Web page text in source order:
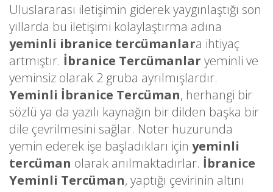
Uluslararası iletişimin giderek yaygınlaştığı son
yıllarda bu iletişimi kolaylaştırma adına
yeminli ibranice tercümanlara ihtiyaç
artmıştır. İbranice Tercümanlar yeminli ve
yeminsiz olarak 2 gruba ayrılmışlardır.
Yeminli İbranice Tercüman, herhangi bir
sözlü ya da yazılı kaynağın bir dilden başka bir
dile çevrilmesini sağlar. Noter huzurunda
yemin ederek işe başladıkları için yeminli
tercüman olarak anılmaktadırlar. İbranice
Yeminli Tercüman, yaptığı çevirinin altını